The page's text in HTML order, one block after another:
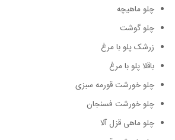
چلو ماهیچه
چلو گوشت
زرشک پلو با مرغ
باقلا پلو با مرغ
چلو خورشت قورمه سبزی
چلو خورشت فسنجان
چلو ماهی قزل آلا